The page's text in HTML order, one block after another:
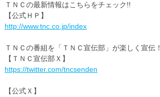
ＴＮＣの最新情報はこちらをチェック!!
【公式ＨＰ】
http://www.tnc.co.jp/index
ＴＮＣの番組を「ＴＮＣ宣伝部」が楽しく宣伝！
【ＴＮＣ宣伝部Ｘ】
https://twitter.com/tncsenden
【公式Ｘ】